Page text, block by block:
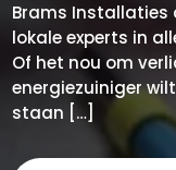
Brams Installaties
lokale experts in
Of het nou om
energiezuiniger
staan […]